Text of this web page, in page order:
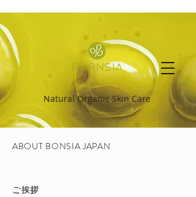
Natural Organic Skin Care
ABOUT BONSIA JAPAN
ご挨拶